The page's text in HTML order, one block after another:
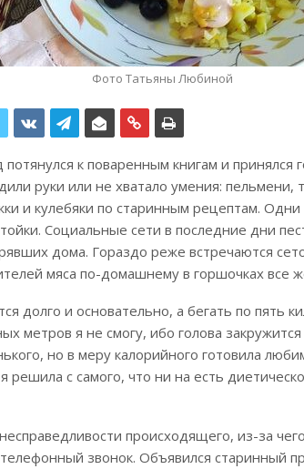
Фото Татьяны Любиной
к поваренным книгам и принялся
руки или не хватало умения: пельмени,
и кулебяки по старинным рецептам.
Социальные сети в последние дни
дома. Гораздо реже встречаются
мяса по-домашнему в горшочках все
долго и основательно, а бегать по пять
метров я не смогу, ибо голова закружится
но в меру калорийного готовила
решила с самого, что ни на есть
происходящего, из-за
звонок. Объявился старинный